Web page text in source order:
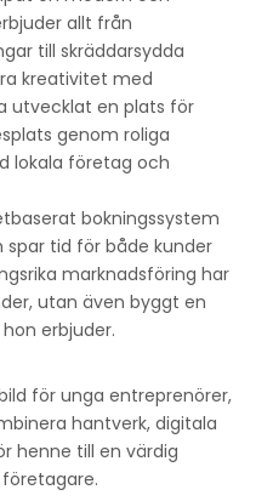
allt från
till skräddarsydda
kreativitet med
utvecklat en plats för
genom roliga
lokala företag och
bokningssystem
tid för både kunder
marknadsföring har
utan även byggt en
erbjuder.
för unga entreprenörer,
hantverk, digitala
henne till en värdig